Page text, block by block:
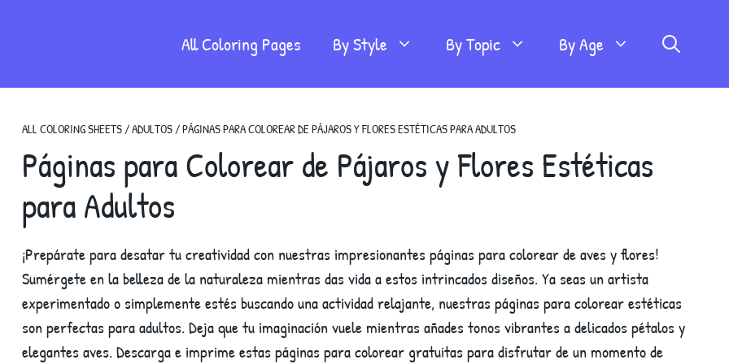
All Coloring Pages By Style By Topic By Age
ALL COLORING SHEETS/ADULTOS/PÁGINAS PARA COLOREAR DE PÁJAROS Y FLORES ESTÉTICAS PARA ADULTOS
Páginas para Colorear de Pájaros y Flores Estéticas
para Adultos
¡Prepárate para desatar tu creatividad con nuestras impresionantes páginas para colorear de aves y flores!
Sumérgete en la belleza de la naturaleza mientras das vida a estos intrincados diseños. Ya seas un artista
experimentado o simplemente estés buscando una actividad relajante, nuestras páginas para colorear estéticas
son perfectas para adultos. Deja que tu imaginación vuele mientras añades tonos vibrantes a delicados pétalos y
elegantes aves. Descarga e imprime estas páginas para colorear gratuitas para disfrutar de un momento de